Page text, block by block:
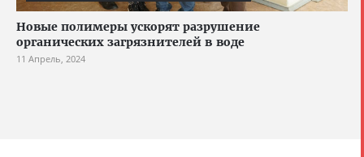
Новые полимеры ускорят разрушение
органических загрязнителей в воде
11 Апрель, 2024